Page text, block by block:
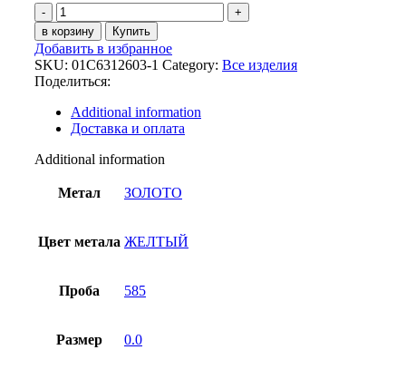
Серьги
из
ЖЕЛТЫЙ
ЗОЛОТО
585
пробы
01С6312603-
1
quantity
в корзину Купить
Добавить в избранное
SKU: 01С6312603-1 Category: Все изделия
Поделиться:
Additional information
Доставка и оплата
Additional information
Метал ЗОЛОТО
Цвет метала ЖЕЛТЫЙ
Проба 585
Размер 0.0